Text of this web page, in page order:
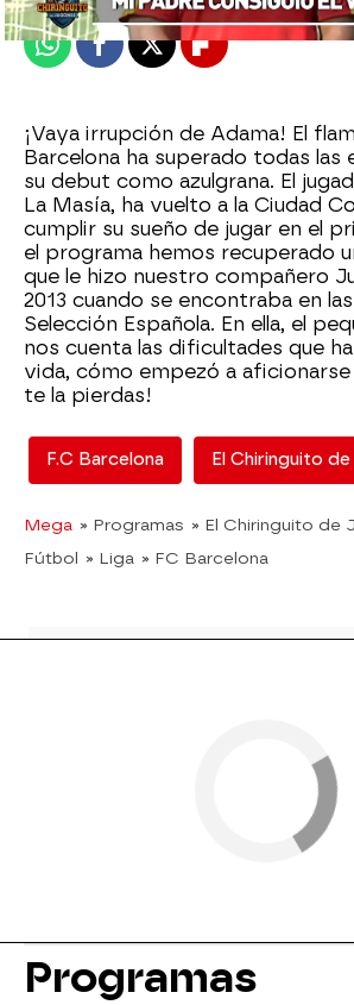
WhatsappFacebook
X Flipboard
¡Vaya irrupción de Adama! El
Barcelona ha superado todas
su debut como azulgrana. El
La Masía, ha vuelto a la Ciudad
cumplir su sueño de jugar en el
el programa hemos recuperado
que le hizo nuestro compañero
2013 cuando se encontraba en
Selección Española. En ella, el
nos cuenta las dificultades que
vida, cómo empezó a
te la pierdas!
F.C Barcelona El Chiringuito
Mega » Programas » El Chiringuito de
Fútbol » Liga » FC Barcelona
Programas